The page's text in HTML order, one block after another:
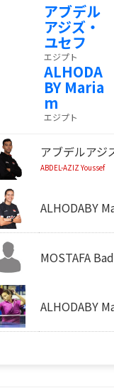
アブデル
アジズ・
ユセフ
エジプト
ALHODA
BY Maria
m
エジプト
アブデルアジ
ABDEL-AZIZ Youssef
ALHODABY
MOSTAFA
ALHODABY